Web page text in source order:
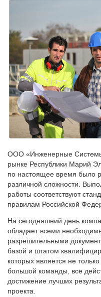
ООО «Инженерные
рынке Республики Марий
по настоящее время было
различной сложности.
работы соответствуют
правилам Российской
На сегодняшний день
обладает всеми
разрешительными
базой и штатом
которых является не
большой команды, все
достижение лучших
проекта.